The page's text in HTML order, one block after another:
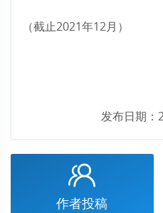
（截止2021年12月）
发布日期
作者投稿